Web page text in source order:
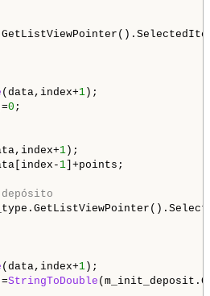
(data,index+1 );
0 ;
1 );
1 ]+points;
(data,index+1 );
StringToDouble